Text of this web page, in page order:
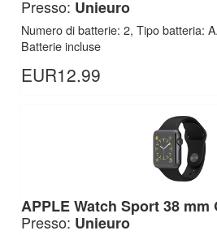
Presso: Unieuro
Numero di batterie: 2, Tipo batteria:
Batterie incluse
EUR12.99
APPLE Watch Sport 38 mm
Presso: Unieuro